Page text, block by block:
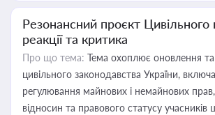
Резонансний проєкт Цивільного
реакції та критика
Про що тема: Тема охоплює оновлення
цивільного законодавства України,
регулювання майнових і немайнових
відносин та правового статусу учасників